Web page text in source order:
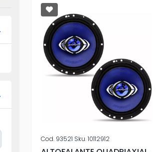
Cod. 93521 Sku.10112912